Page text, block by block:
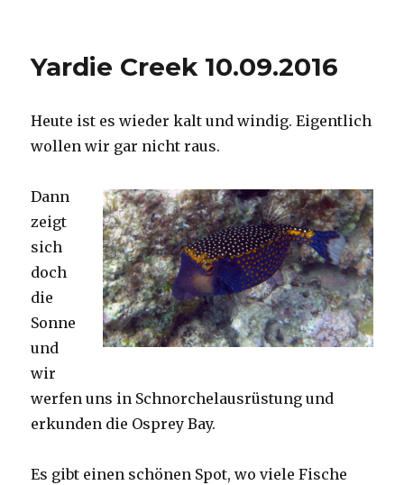
Yardie Creek 10.09.2016
Heute ist es wieder kalt und windig. Eigentlich
wollen wir gar nicht raus.
Dann
zeigt
sich
doch
die
Sonne
und
wir
werfen uns in Schnorchelausrüstung und
erkunden die Osprey Bay.
Es gibt einen schönen Spot, wo viele Fische